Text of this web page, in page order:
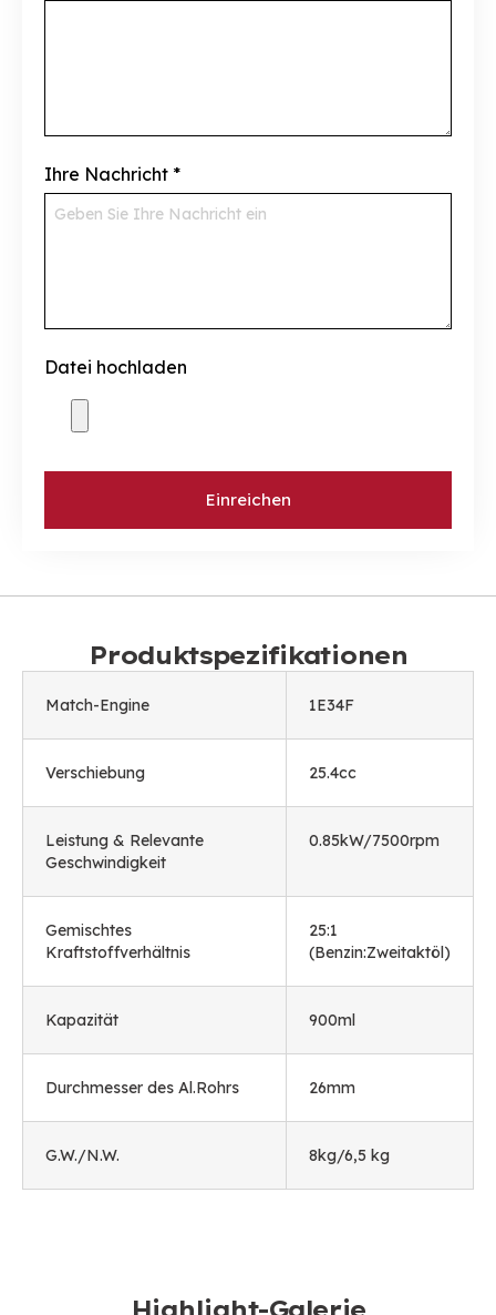
Ihre Nachricht *
Datei hochladen
Einreichen
Produktspezifikationen
Match-Engine 1E34F
Verschiebung 25.4cc
Leistung & Relevante
Geschwindigkeit
0.85kW/7500rpm
Gemischtes
Kraftstoffverhältnis
25:1
(Benzin:Zweitaktöl)
Kapazität 900ml
Durchmesser des Al.Rohrs 26mm
G.W./N.W. 8kg/6,5 kg